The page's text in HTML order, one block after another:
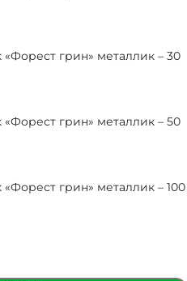
грин» металлик – 30
грин» металлик – 50
грин» металлик – 100